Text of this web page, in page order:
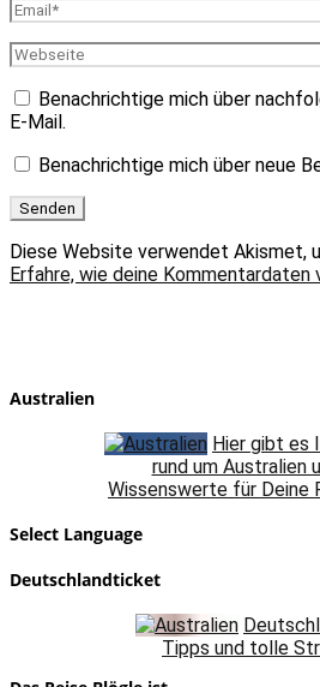
Benachrichtige mich über
E-Mail.
Benachrichtige mich über neue
Diese Website verwendet Akismet,
Erfahre, wie deine
Australien
Hier gibt es
rund um Australien
Wissenswerte für Deine
Select Language
Deutschlandticket
Tipps und tolle